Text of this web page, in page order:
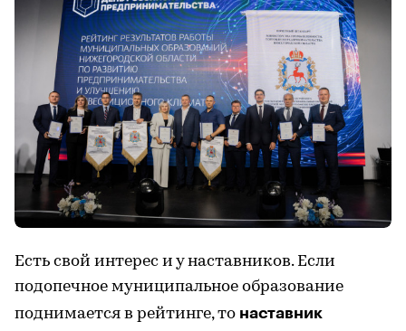
Есть свой интерес и у наставников. Если
подопечное муниципальное образование
поднимается в рейтинге, то наставник